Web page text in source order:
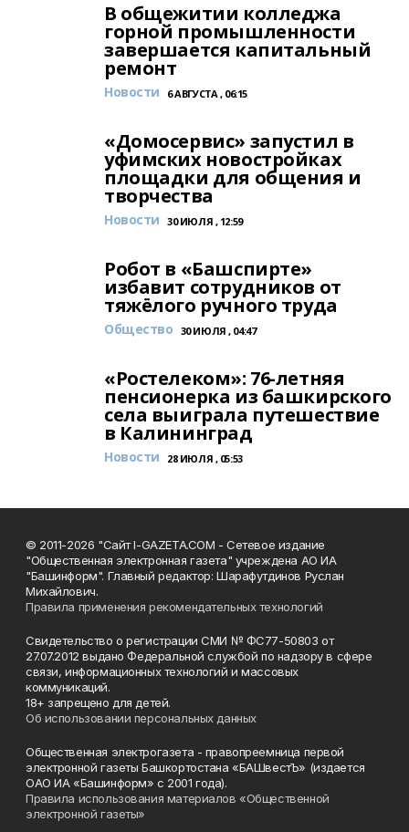
В общежитии колледжа
горной промышленности
завершается капитальный
ремонт
Новости 6 АВГУСТА , 06:15
«Домосервис» запустил в
уфимских новостройках
площадки для общения и
творчества
Новости 30 ИЮЛЯ , 12:59
Робот в «Башспирте»
избавит сотрудников от
тяжёлого ручного труда
Общество 30 ИЮЛЯ , 04:47
«Ростелеком»: 76-летняя
пенсионерка из башкирского
села выиграла путешествие
в Калининград
Новости 28 ИЮЛЯ , 05:53
© 2011-2026 "Сайт I-GAZETA.COM - Сетевое издание
"Общественная электронная газета" учреждена АО ИА
"Башинформ". Главный редактор: Шарафутдинов Руслан
Михайлович.
Правила применения рекомендательных технологий
Свидетельство о регистрации СМИ № ФС77-50803 от
27.07.2012 выдано Федеральной службой по надзору в сфере
связи, информационных технологий и массовых
коммуникаций.
18+ запрещено для детей.
Об использовании персональных данных
Общественная электрогазета - правопреемница первой
электронной газеты Башкортостана «БАШвестЪ» (издается
ОАО ИА «Башинформ» с 2001 года).
Правила использования материалов «Общественной
электронной газеты»